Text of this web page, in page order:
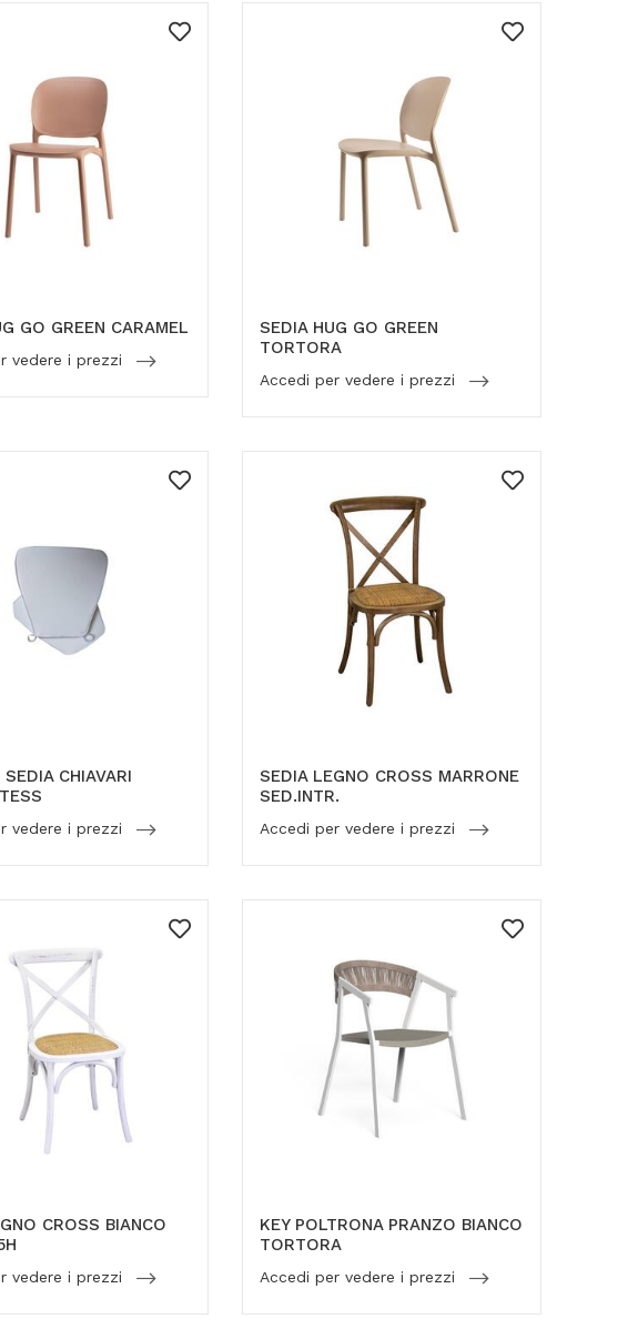
GO GREEN CARAMEL
vedere i prezzi
SEDIA HUG GO GREEN
TORTORA
Accedi per vedere i prezzi
SEDIA CHIAVARI
vedere i prezzi
SEDIA LEGNO CROSS MARRONE
SED.INTR.
Accedi per vedere i prezzi
CROSS BIANCO
vedere i prezzi
KEY POLTRONA PRANZO BIANCO
TORTORA
Accedi per vedere i prezzi